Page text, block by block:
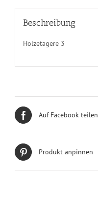
Beschreibung
Holzetagere 3
Auf Facebook teilen
Produkt anpinnen